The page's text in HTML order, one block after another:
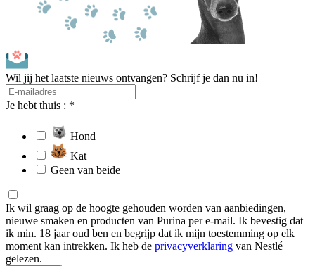
Wil jij het laatste nieuws ontvangen? Schrijf je dan nu in!
Je hebt thuis : *
Hond
Kat
Geen van beide
Ik wil graag op de hoogte gehouden worden van aanbiedingen,
nieuwe smaken en producten van Purina per e-mail. Ik bevestig dat
ik min. 18 jaar oud ben en begrijp dat ik mijn toestemming op elk
moment kan intrekken. Ik heb de privacyverklaring van Nestlé
gelezen.